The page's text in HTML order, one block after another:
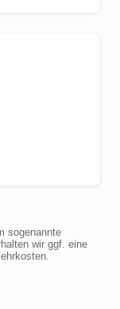
sogenannte
wir ggf. eine